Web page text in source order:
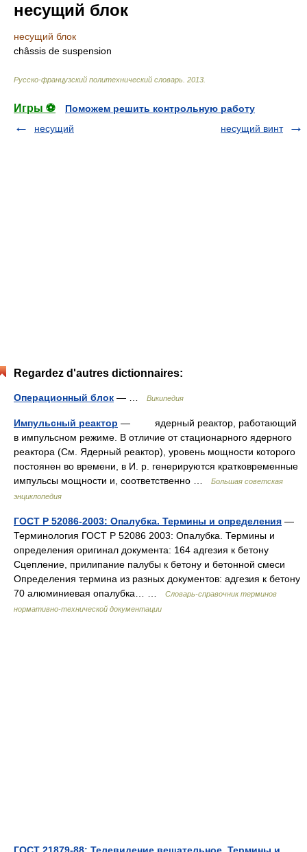
несущий блок
несущий блок
châssis de suspension
Русско-французский политехнический словарь 2013
Игры ⚽
Поможем решить контрольную работу
несущий
несущий винт
Regardez d'autres dictionnaires:
Операционный блок — … Википедия
Импульсный реактор — ядерный реактор, работающий
в импульсном режиме. В отличие от стационарного ядерного
реактора (См. Ядерный реактор), уровень мощности которого
постоянен во времени, в И. р. генерируются кратковременные
импульсы мощности и, соответственно …
Большая советская
энциклопедия
ГОСТ Р 52086-2003: Опалубка. Термины и определения —
Терминология ГОСТ Р 52086 2003: Опалубка. Термины и
определения оригинал документа: 164 адгезия к бетону
Сцепление, прилипание палубы к бетону и бетонной смеси
Определения термина из разных документов: адгезия к бетону
70 алюминиевая опалубка… …
Словарь-справочник терминов
нормативно-технической документации